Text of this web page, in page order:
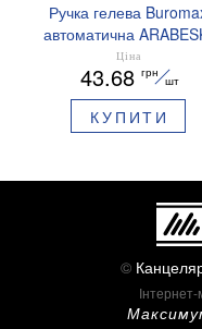
Ручка гелева
автоматична
0.5 мм ароматизований
грип синє чорнило в
блістері BM.8379-02
Ціна
43.68 грн
шт
КУПИТИ
©